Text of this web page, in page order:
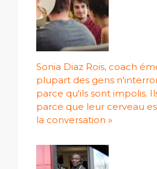
Sonia Diaz Rois, coach
plupart des gens
parce qu'ils sont impolis.
parce que leur cerveau
la conversation »